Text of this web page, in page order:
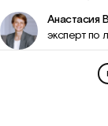
Анастасия
эксперт по